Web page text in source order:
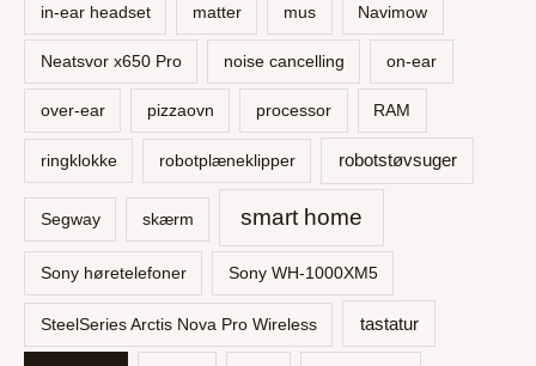
in-ear headset matter mus Navimow
Neatsvor x650 Pro noise cancelling on-ear
over-ear pizzaovn processor RAM
ringklokke robotplæneklipper robotstøvsuger
Segway skærm smart home
Sony høretelefoner Sony WH-1000XM5
SteelSeries Arctis Nova Pro Wireless tastatur